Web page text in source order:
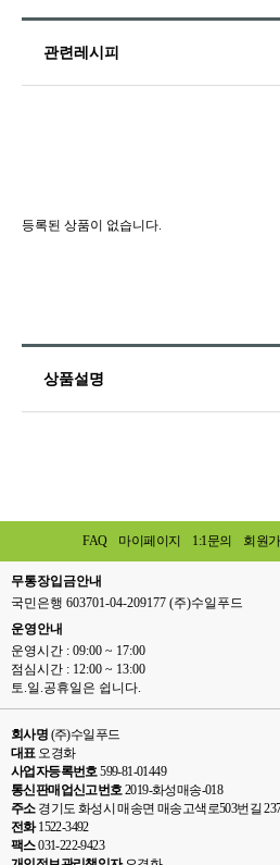
관련레시피
등록된 상품이 없습니다.
상품설명
FAQ 마이페이지 1:1문의 회원
무통장입금안내
국민은행 603701-04-209177 (주)수일푸드
운영안내
운영시간 : 09:00 ~ 17:00
점심시간 : 12:00 ~ 13:00
토.일.공휴일은 쉽니다.
회사명 (주)수일푸드
대표오경화
사업자등록번호599-81-01449
통신판매업신고번호2019-화성매송-018
주소경기도 화성시 매송면 매송고색로503번길
전화1522-3492
팩스031-222-9423